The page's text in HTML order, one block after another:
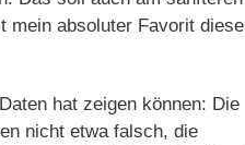
mein absoluter Favorit diese
hat zeigen können: Die
nicht etwa falsch, die